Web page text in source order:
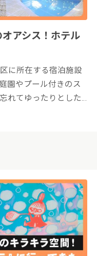
アシス！ホテル
に所在する宿泊施設
園やプール付きのス
れてゆったりとした